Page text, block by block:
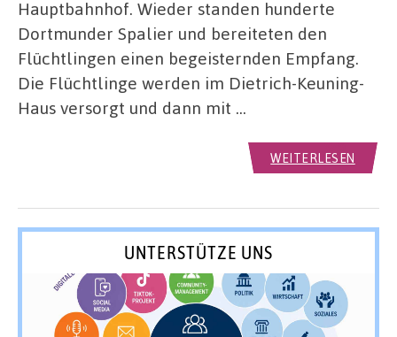
Hauptbahnhof. Wieder standen hunderte
Dortmunder Spalier und bereiteten den
Flüchtlingen einen begeisternden Empfang.
Die Flüchtlinge werden im Dietrich-Keuning-
Haus versorgt und dann mit …
WEITERLESEN
UNTERSTÜTZE UNS